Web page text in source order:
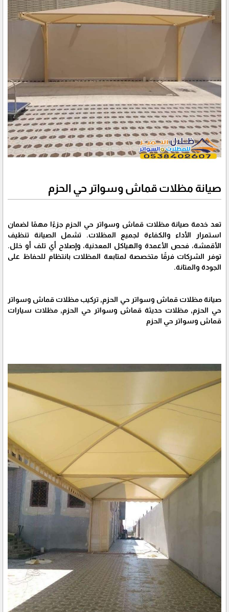
صيانة مظلات قماش وسواتر حي الحزم
تعد خدمة صيانة مظلات قماش وسواتر حي الحزم جزءًا مهمًا لضمان
استمرار الأداء والكفاءة لجميع المظلات. تشمل الصيانة تنظيف
الأقمشة، فحص الأعمدة والهياكل المعدنية، وإصلاح أي تلف أو خلل.
توفر الشركات فرقًا متخصصة لمتابعة المظلات بانتظام للحفاظ على
الجودة والمتانة.
صيانة مظلات قماش وسواتر حي الحزم, تركيب مظلات قماش وسواتر
حي الحزم, مظلات حديثة قماش وسواتر حي الحزم, مظلات سيارات
قماش وسواتر حي الحزم